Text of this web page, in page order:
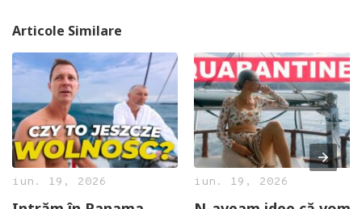
Articole Similare
iun. 19, 2026 iun. 19, 2026